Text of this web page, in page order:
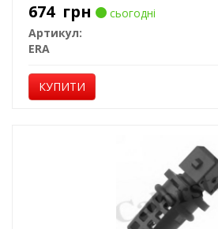
674 грн
сьогодні
Артикул:
ERA
КУПИТИ